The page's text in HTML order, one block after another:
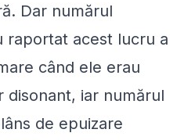
Dar numărul
raportat acest lucru a
când ele erau
disonant, iar numărul
de epuizare